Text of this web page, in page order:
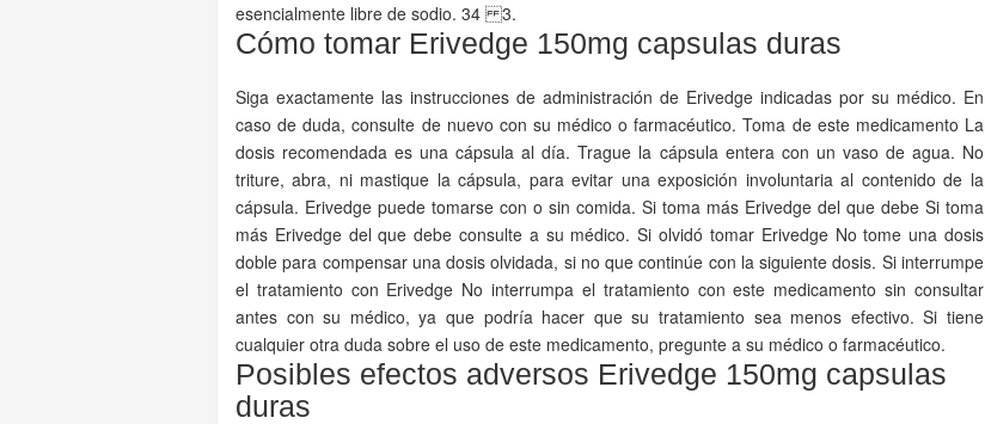
esencialmente libre de sodio. 34 3.
Cómo tomar Erivedge 150mg capsulas duras
Siga exactamente las instrucciones de administración de Erivedge indicadas por su médico. En
caso de duda, consulte de nuevo con su médico o farmacéutico. Toma de este medicamento La
dosis recomendada es una cápsula al día. Trague la cápsula entera con un vaso de agua. No
triture, abra, ni mastique la cápsula, para evitar una exposición involuntaria al contenido de la
cápsula. Erivedge puede tomarse con o sin comida. Si toma más Erivedge del que debe Si toma
más Erivedge del que debe consulte a su médico. Si olvidó tomar Erivedge No tome una dosis
doble para compensar una dosis olvidada, si no que continúe con la siguiente dosis. Si interrumpe
el tratamiento con Erivedge No interrumpa el tratamiento con este medicamento sin consultar
antes con su médico, ya que podría hacer que su tratamiento sea menos efectivo. Si tiene
cualquier otra duda sobre el uso de este medicamento, pregunte a su médico o farmacéutico.
Posibles efectos adversos Erivedge 150mg capsulas
duras